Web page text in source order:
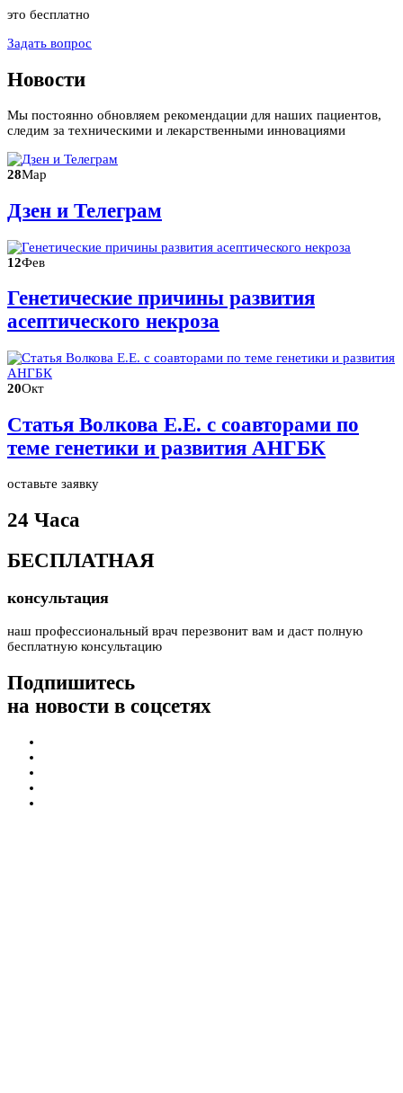
это бесплатно
Задать вопрос
Новости
Мы постоянно обновляем рекомендации для наших пациентов,
следим за техническими и лекарственными инновациями
28Мар
Дзен и Телеграм
12Фев
Генетические причины развития
асептического некроза
20Окт
Статья Волкова Е.Е. с соавторами по
теме генетики и развития АНГБК
оставьте заявку
24 Часа
БЕСПЛАТНАЯ
консультация
наш профессиональный врач перезвонит вам и даст полную
бесплатную консультацию
Подпишитесь
на новости в соцсетях